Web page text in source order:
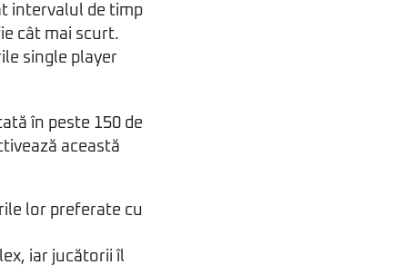
intervalul de timp
cât mai scurt.
single player
în peste 150 de
această
lor preferate cu
iar jucătorii îl